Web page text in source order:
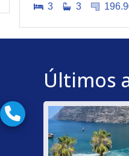
3 3
Últimos